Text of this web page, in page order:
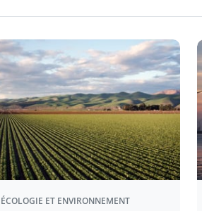
ÉCOLOGIE ET ENVIRONNEMENT